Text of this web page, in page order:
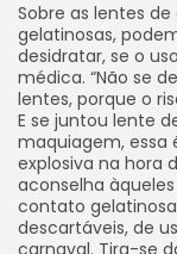
Sobre as lentes
gelatinosas,
desidratar, se o
médica. “Não se
lentes, porque o
E se juntou lente
maquiagem, essa
explosiva na hora
aconselha
contato
descartáveis, de
carnaval. Tira-se